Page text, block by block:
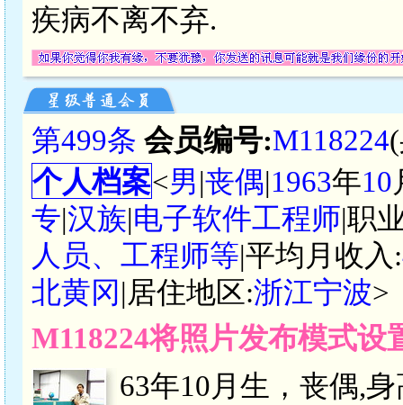
疾病不离不弃.
第499条 会员编号:M118224
个人档案<男|丧偶|1963年10
专|汉族|电子软件工程师|职
人员、工程师等|平均月收入:
北黄冈 |居住地区:浙江宁波>
M118224将照片发布模式
63年10月生，丧偶,